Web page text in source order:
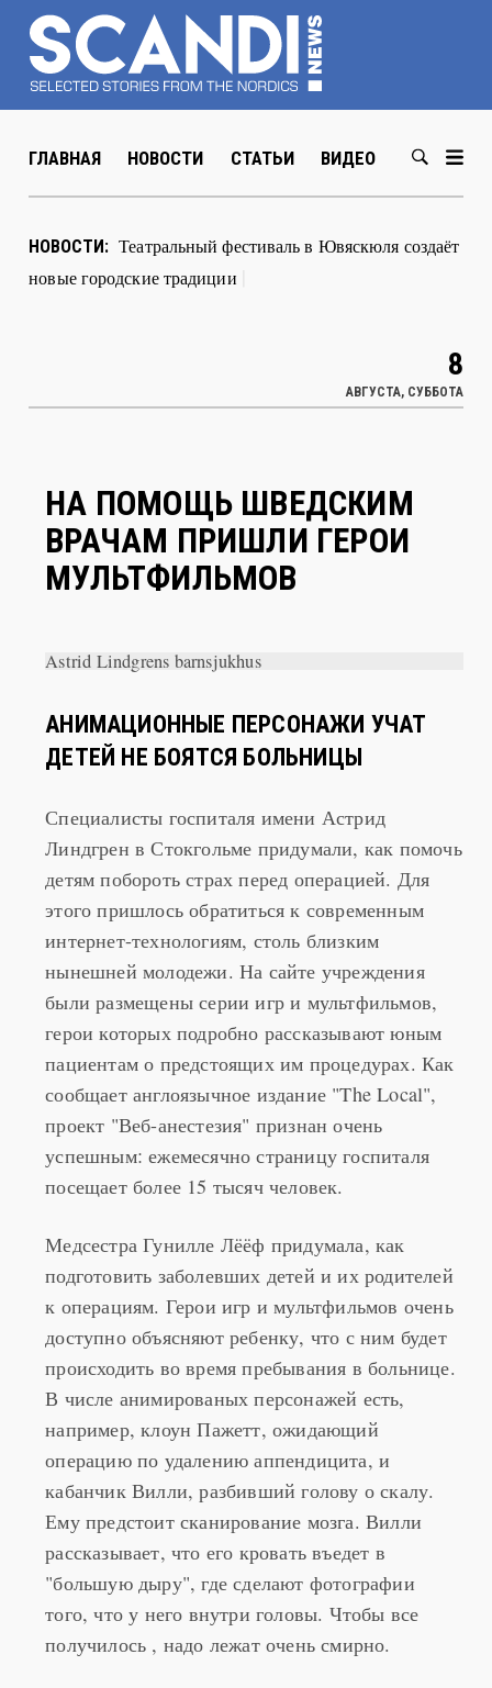
ГЛАВНАЯ НОВОСТИ СТАТЬИ ВИДЕО ABOUT US
НОВОСТИ: Театральный фестиваль в Ювяскюля создаёт
новые городские традиции
8
АВГУСТА, СУББОТА
НА ПОМОЩЬ ШВЕДСКИМ
ВРАЧАМ ПРИШЛИ ГЕРОИ
МУЛЬТФИЛЬМОВ
Astrid Lindgrens barnsjukhus
АНИМАЦИОННЫЕ ПЕРСОНАЖИ УЧАТ
ДЕТЕЙ НЕ БОЯТСЯ БОЛЬНИЦЫ
Специалисты госпиталя имени Астрид
Линдгрен в Стокгольме придумали, как помочь
детям побороть страх перед операцией. Для
этого пришлось обратиться к современным
интернет-технологиям, столь близким
нынешней молодежи. На сайте учреждения
были размещены серии игр и мультфильмов,
герои которых подробно рассказывают юным
пациентам о предстоящих им процедурах. Как
сообщает англоязычное издание "The Local",
проект "Веб-анестезия" признан очень
успешным: ежемесячно страницу госпиталя
посещает более 15 тысяч человек.
Медсестра Гунилле Лёёф придумала, как
подготовить заболевших детей и их родителей
к операциям. Герои игр и мультфильмов очень
доступно объясняют ребенку, что с ним будет
происходить во время пребывания в больнице.
В числе анимированых персонажей есть,
например, клоун Пажетт, ожидающий
операцию по удалению аппендицита, и
кабанчик Вилли, разбивший голову о скалу.
Ему предстоит сканирование мозга. Вилли
рассказывает, что его кровать въедет в
"большую дыру", где сделают фотографии
того, что у него внутри головы. Чтобы все
получилось , надо лежат очень смирно.